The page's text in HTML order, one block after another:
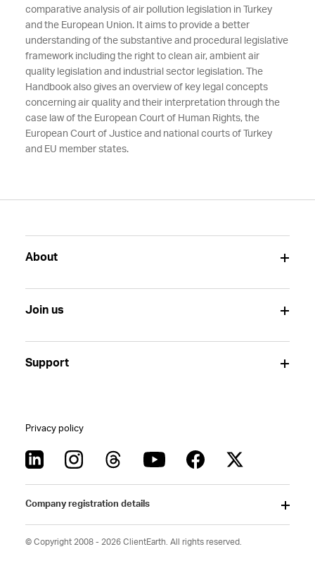
comparative analysis of air pollution legislation in Turkey
and the European Union. It aims to provide a better
understanding of the substantive and procedural legislative
framework including the right to clean air, ambient air
quality legislation and industrial sector legislation. The
Handbook also gives an overview of key legal concepts
concerning air quality and their interpretation through the
case law of the European Court of Human Rights, the
European Court of Justice and national courts of Turkey
and EU member states.
About
Join us
Support
Privacy policy
Company registration details
© Copyright 2008 - 2026 ClientEarth. All rights reserved.